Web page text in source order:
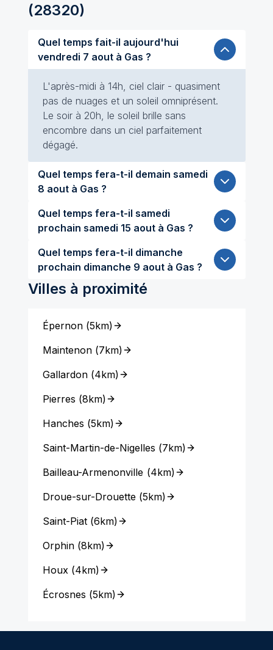
(28320)
Quel temps fait-il aujourd'hui
vendredi 7 aout à Gas ?
L'après-midi à 14h, ciel clair - quasiment
pas de nuages et un soleil omniprésent.
Le soir à 20h, le soleil brille sans
encombre dans un ciel parfaitement
dégagé.
Quel temps fera-t-il demain samedi
8 aout à Gas ?
Quel temps fera-t-il samedi
prochain samedi 15 aout à Gas ?
Quel temps fera-t-il dimanche
prochain dimanche 9 aout à Gas ?
Villes à proximité
Épernon(5km)
Maintenon(7km)
Gallardon(4km)
Pierres (8km)
Hanches (5km)
Saint-Martin-de-Nigelles (7km)
Bailleau-Armenonville (4km)
Droue-sur-Drouette(5km)
Saint-Piat(6km)
Orphin(8km)
Houx(4km)
Écrosnes (5km)